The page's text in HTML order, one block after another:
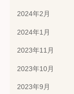
2024年2月
2024年1月
2023年11月
2023年10月
2023年9月